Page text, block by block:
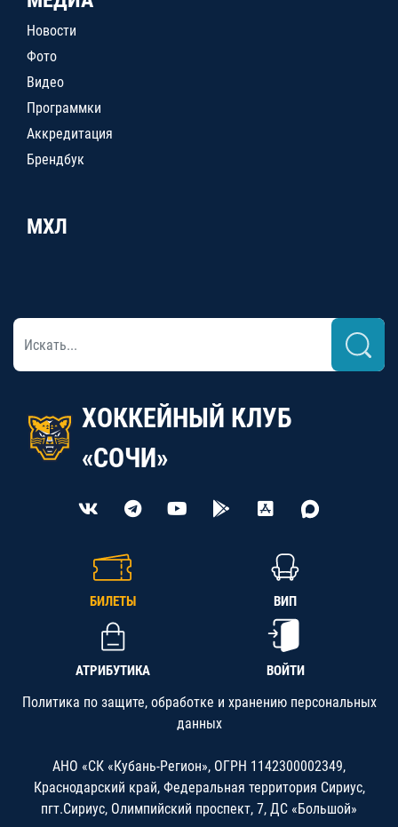
Новости
Фото
Видео
Программки
Аккредитация
Брендбук
МХЛ
ХОККЕЙНЫЙ КЛУБ
«СОЧИ»
БИЛЕТЫ ВИП
АТРИБУТИКА ВОЙТИ
Политика по защите, обработке и хранению персональных
данных
АНО «СК «Кубань-Регион», ОГРН 1142300002349,
Краснодарский край, Федеральная территория Сириус,
пгт.Сириус, Олимпийский проспект, 7, ДС «Большой»